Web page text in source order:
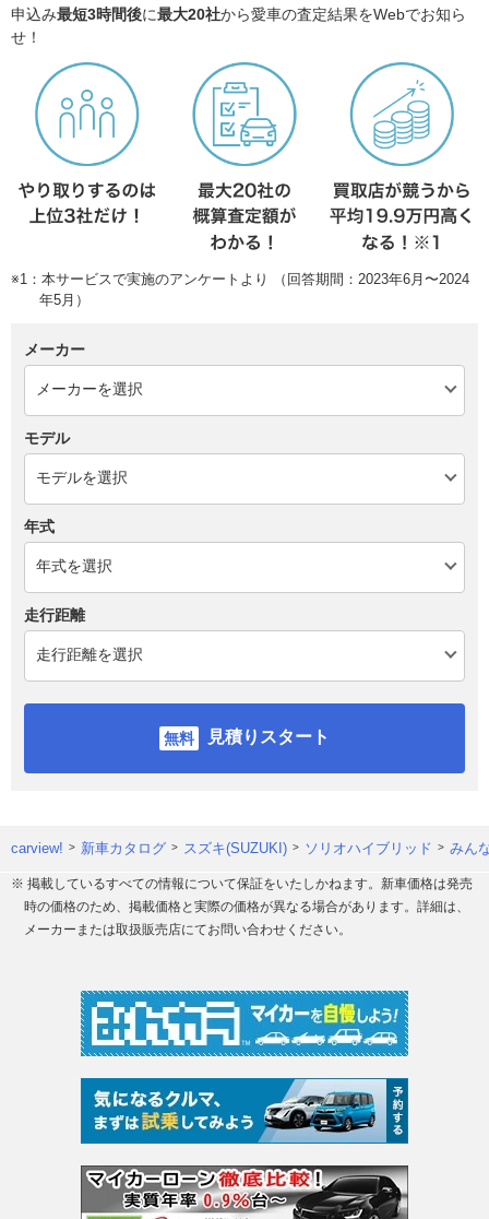
申込み最短3時間後に最大20社から愛車の査定結果をWebでお知ら
せ！
※1：本サービスで実施のアンケートより （回答期間：2023年6月〜2024
年5月）
メーカー
モデル
年式
走行距離
見積りスタート
carview! 新車カタログ スズキ(SUZUKI) ソリオハイブリッド みん
※ 掲載しているすべての情報について保証をいたしかねます。新車価格は発売
時の価格のため、掲載価格と実際の価格が異なる場合があります。詳細は、
メーカーまたは取扱販売店にてお問い合わせください。